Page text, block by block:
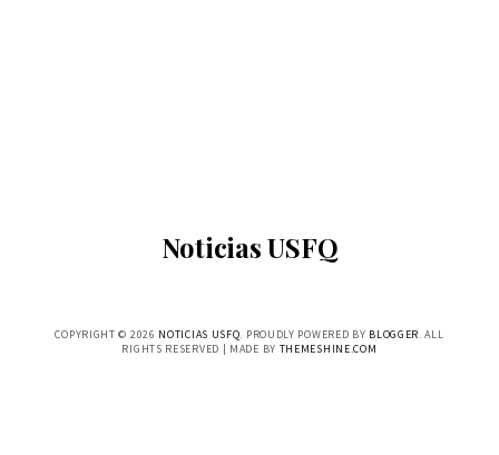
Noticias USFQ
COPYRIGHT © 2026 NOTICIAS USFQ. PROUDLY POWERED BY BLOGGER. ALL
RIGHTS RESERVED | MADE BY THEMESHINE.COM